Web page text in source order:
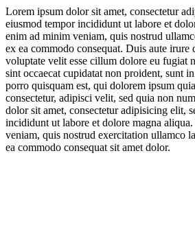
Lorem ipsum dolor sit amet, consectetur
eiusmod tempor incididunt ut labore et
enim ad minim veniam, quis nostrud
ex ea commodo consequat. Duis aute irure
voluptate velit esse cillum dolore eu fugiat
sint occaecat cupidatat non proident, sunt
porro quisquam est, qui dolorem ipsum
consectetur, adipisci velit, sed quia non
dolor sit amet, consectetur adipisicing elit,
incididunt ut labore et dolore magna
veniam, quis nostrud exercitation ullamco
ea commodo consequat sit amet dolor.